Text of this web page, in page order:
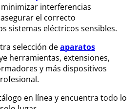
interferencias
el correcto
sistemas eléctricos sensibles.
selección deaparatos
herramientas, extensiones,
y más dispositivos
en línea y encuentra todo lo